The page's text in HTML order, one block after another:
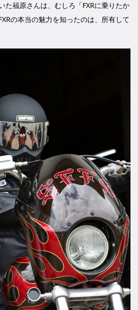
た福原さんは、むしろ「FXRに乗りたか
の本当の魅力を知ったのは、所有して